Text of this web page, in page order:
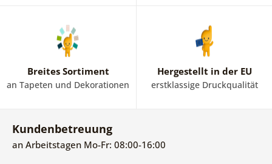
Breites Sortiment
an Tapeten und Dekorationen
Hergestellt in der EU
erstklassige Druckqualität
Kundenbetreuung
an Arbeitstagen Mo-Fr: 08:00-16:00